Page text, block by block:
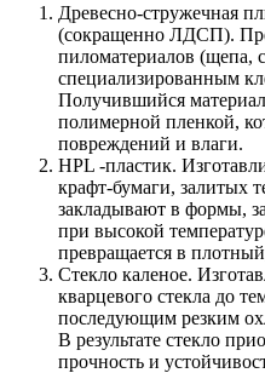
Древесно-стружечная
(сокращенно ЛДСП).
пиломатериалов (щепа,
специализированным
Получившийся
полимерной пленкой,
повреждений и влаги.
HPL -пластик.
крафт-бумаги, залитых
закладывают в формы,
при высокой
превращается в
Стекло каленое.
кварцевого стекла до
последующим резким
В результате стекло
прочность и